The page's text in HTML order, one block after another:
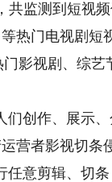
共监测到短视
热门电视剧短
影视剧、综
创作、展示、
营者影视切条
任意剪辑、切